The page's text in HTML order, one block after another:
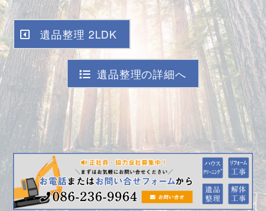
遺品整理 2LDK
遺品整理の詳細へ